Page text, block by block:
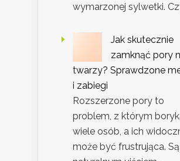
wymarzonej sylwetki.
Jak skutecznie
zamknąć pory
twarzy? Sprawdzone
i zabiegi
Rozszerzone pory to
problem, z którym
wiele osób, a ich
może być frustrująca.